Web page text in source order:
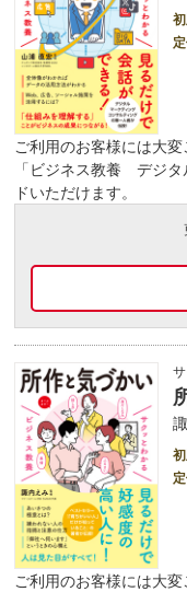
ご利用のお客様には大変
「ビジネス教養 デジ
ドいただけます。
ご利用のお客様には大変